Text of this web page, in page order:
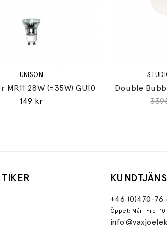
UNISON
MR11 28W (=35W) GU10
149 kr
Double
+46 (0)470-76
Öppet: Mån–Fre: